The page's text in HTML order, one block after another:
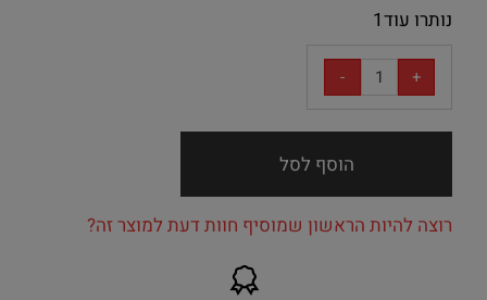
נותרו עוד1
הוסף לסל
רוצה להיות הראשון שמוסיף חוות דעת למוצר זה?